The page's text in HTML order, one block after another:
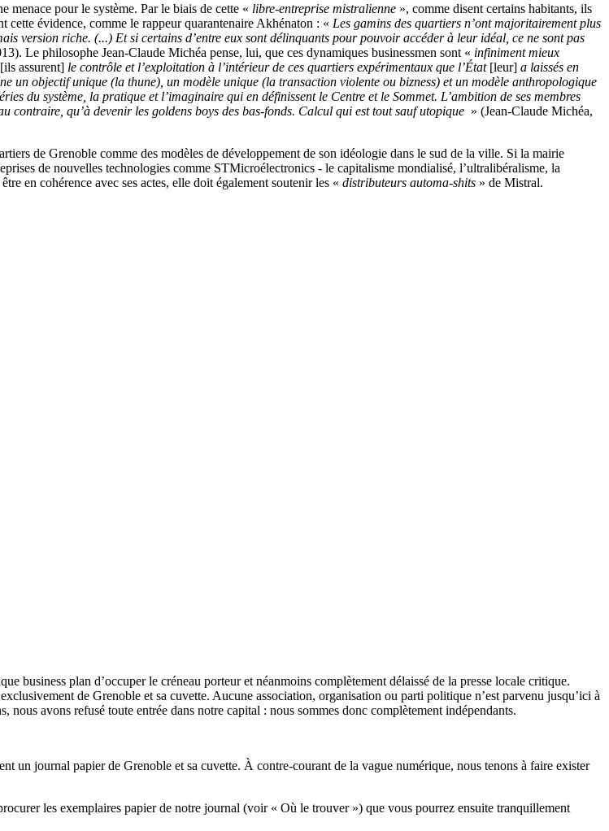
menace pour le système. Par le biais de cette « libre-entreprise mistralienne », comme disent certains habitants, ils
évidence, comme le rappeur quarantenaire Akhénaton : « Les gamins des quartiers n’ont majoritairement plus
version riche. (...) Et si certains d’entre eux sont délinquants pour pouvoir accéder à leur idéal, ce ne sont pas
Le philosophe Jean-Claude Michéa pense, lui, que ces dynamiques businessmen sont « infiniment mieux
[ils assurent] le contrôle et l’exploitation à l’intérieur de ces quartiers expérimentaux que l’État [leur] a laissés en
un objectif unique (la thune), un modèle unique (la transaction violente ou bizness) et un modèle anthropologique
du système, la pratique et l’imaginaire qui en définissent le Centre et le Sommet. L’ambition de ses membres
contraire, qu’à devenir les goldens boys des bas-fonds. Calcul qui est tout sauf utopique » (Jean-Claude Michéa,
de Grenoble comme des modèles de développement de son idéologie dans le sud de la ville. Si la mairie
de nouvelles technologies comme STMicroélectronics - le capitalisme mondialisé, l’ultralibéralisme, la
en cohérence avec ses actes, elle doit également soutenir les « distributeurs automa-shits » de Mistral.
business plan d’occuper le créneau porteur et néanmoins complètement délaissé de la presse locale critique.
de Grenoble et sa cuvette. Aucune association, organisation ou parti politique n’est parvenu jusqu’ici à
avons refusé toute entrée dans notre capital : nous sommes donc complètement indépendants.
un journal papier de Grenoble et sa cuvette. À contre-courant de la vague numérique, nous tenons à faire exister
les exemplaires papier de notre journal (voir « Où le trouver ») que vous pourrez ensuite tranquillement